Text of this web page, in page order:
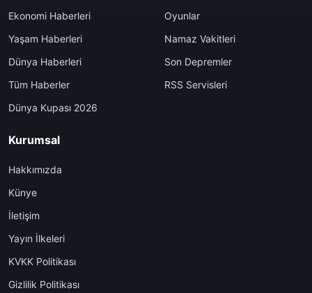
Ekonomi Haberleri
Yaşam Haberleri
Dünya Haberleri
Tüm Haberler
Dünya Kupası 2026
Oyunlar
Namaz Vakitleri
Son Depremler
RSS Servisleri
Kurumsal
Hakkımızda
Künye
İletişim
Yayın İlkeleri
KVKK Politikası
Gizlilik Politikası